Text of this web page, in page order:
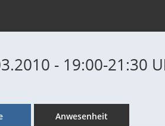
- 19:00-21:30
Anwesenheit